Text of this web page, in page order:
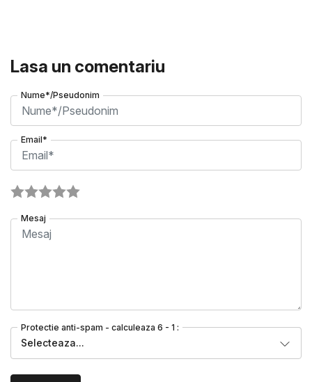
Lasa un comentariu
Nume*/Pseudonim
Email*
Mesaj
Protectie anti-spam - calculeaza 6 - 1 :
Selecteaza...